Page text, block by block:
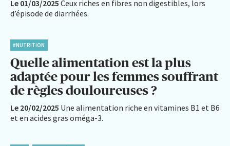
Le 01/03/2025 Ceux riches en fibres non digestibles, lors
d’épisode de diarrhées.
#NUTRITION
Quelle alimentation est la plus
adaptée pour les femmes souffrant
de règles douloureuses ?
Le 20/02/2025 Une alimentation riche en vitamines B1 et B6
et en acides gras oméga-3.